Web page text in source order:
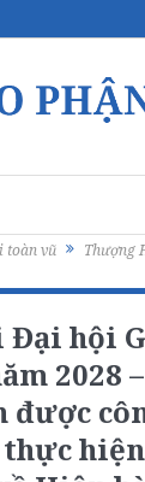
toàn vũ Thượng
hội
2028
được